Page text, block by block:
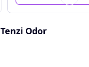
Odor